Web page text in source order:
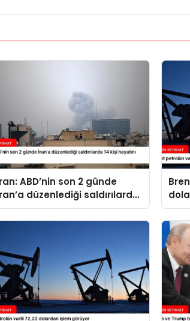
ABD’nin son 2 günde
düzenlediği saldırılarda
kişi hayatını kaybetti